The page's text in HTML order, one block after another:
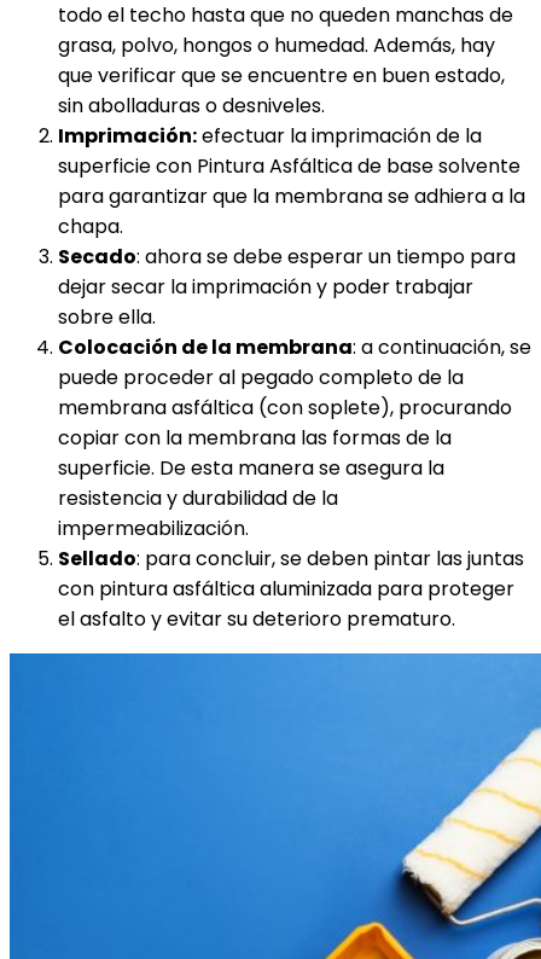
todo el techo hasta que no queden manchas de
grasa, polvo, hongos o humedad. Además, hay
que verificar que se encuentre en buen estado,
sin abolladuras o desniveles.
Imprimación:efectuar la imprimación de la
superficie con Pintura Asfáltica de base solvente
para garantizar que la membrana se adhiera a la
chapa.
Secado: ahora se debe esperar un tiempo para
dejar secar la imprimación y poder trabajar
sobre ella.
Colocación de la membrana: a continuación, se
puede proceder al pegado completo de la
membrana asfáltica (con soplete), procurando
copiar con la membrana las formas de la
superficie. De esta manera se asegura la
resistencia y durabilidad de la
impermeabilización.
Sellado: para concluir, se deben pintar las juntas
con pintura asfáltica aluminizada para proteger
el asfalto y evitar su deterioro prematuro.